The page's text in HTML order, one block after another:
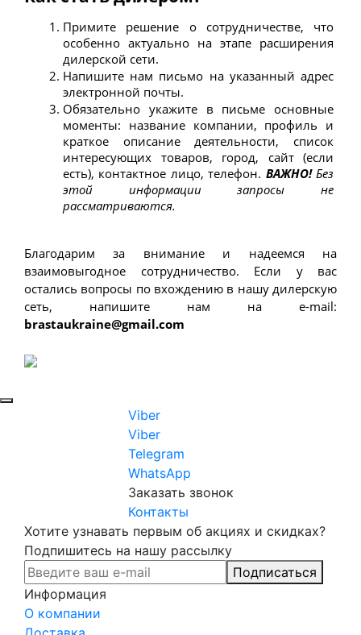
Примите решение о сотрудничестве, что
особенно актуально на этапе расширения
дилерской сети.
Напишите нам письмо на указанный адрес
электронной почты.
Обязательно укажите в письме основные
моменты: название компании, профиль и
краткое описание деятельности, список
интересующих товаров, город, сайт (если
есть), контактное лицо, телефон. ВАЖНО! Без
этой информации запросы не
рассматриваются.
Благодарим за внимание и надеемся на
взаимовыгодное сотрудничество. Если у вас
остались вопросы по вхождению в нашу дилерскую
brastaukraine@gmail.com
Viber
Viber
Telegram
WhatsApp
Заказать звонок
Контакты
Хотите узнавать первым об акциях и скидках?
Подпишитесь на нашу рассылку
Подписаться
Информация
О компании